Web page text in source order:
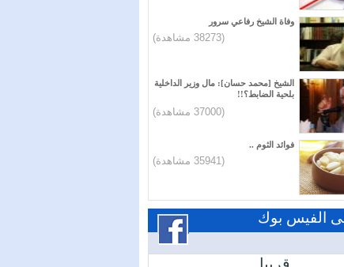
وفاة الشيخ رفاعي سرور
(38273 مشاهدة)
الشيخ [محمد حسان]: مال وزير الداخلية
بلحية الضابط؟!!
(37000 مشاهدة)
فوائد الثوم ..
(35941 مشاهدة)
الفيس بوك
قريبا